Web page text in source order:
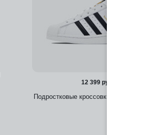
12 399 руб.
Подростковые кроссовки adidas